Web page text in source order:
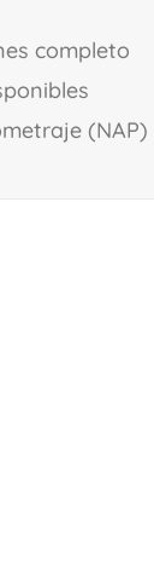
completo
(NAP)